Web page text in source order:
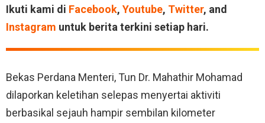
Ikuti kami di Facebook, Youtube, Twitter, and
Instagram untuk berita terkini setiap hari.
Bekas Perdana Menteri, Tun Dr. Mahathir Mohamad
dilaporkan keletihan selepas menyertai aktiviti
berbasikal sejauh hampir sembilan kilometer